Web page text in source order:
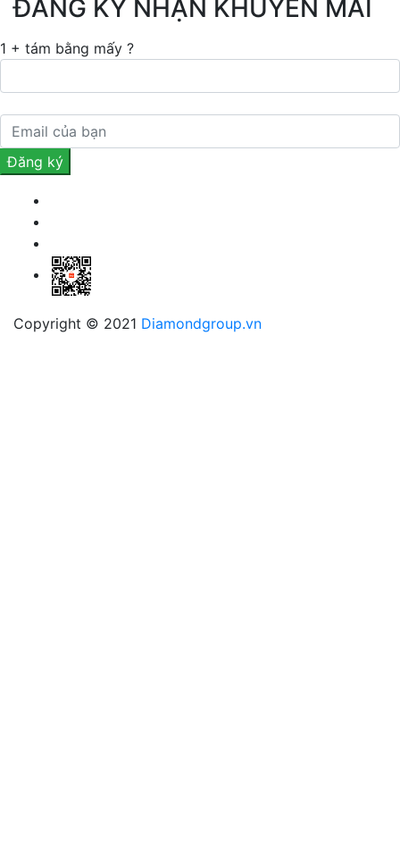
ĐĂNG KÝ NHẬN KHUYẾN MÃI
1 + tám bằng mấy ?
Copyright © 2021 Diamondgroup.vn